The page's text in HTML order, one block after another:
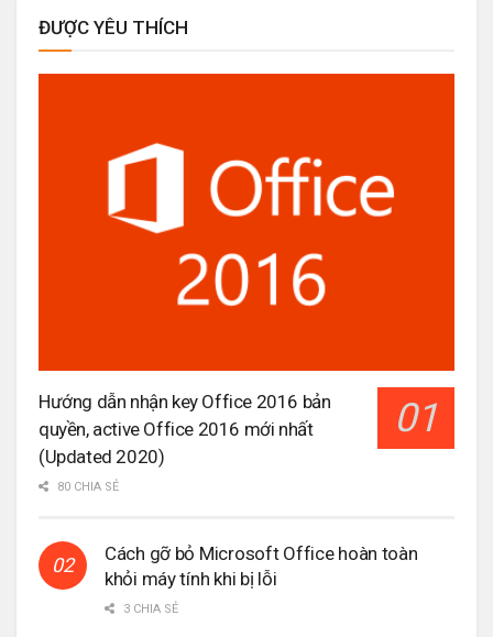
ĐƯỢC YÊU THÍCH
Hướng dẫn nhận key Office 2016 bản
quyền, active Office 2016 mới nhất
(Updated 2020)
80 CHIA SẺ
Cách gỡ bỏ Microsoft Office hoàn toàn
khỏi máy tính khi bị lỗi
3 CHIA SẺ